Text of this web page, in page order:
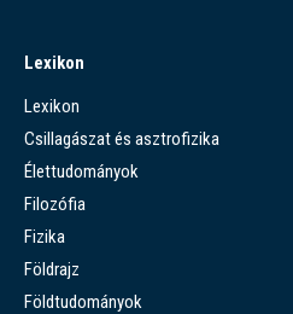
Lexikon
Lexikon
Csillagászat és asztrofizika
Élettudományok
Filozófia
Fizika
Földrajz
Földtudományok